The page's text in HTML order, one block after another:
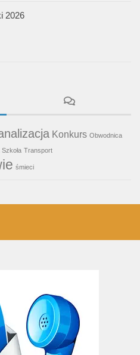
2026
Konkurs Obwodnica
Szkoła Transport
śmieci